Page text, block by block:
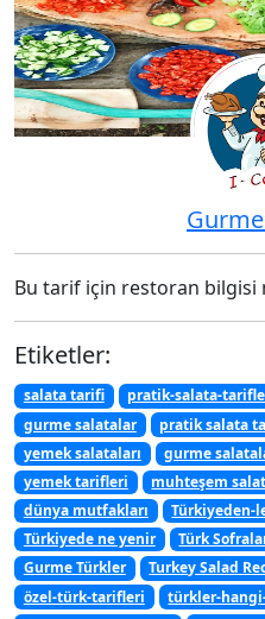
Bu tarif için restoran bilgisi
Etiketler:
salata tarifi pratik-salata-
gurme salatalar
pratik salata
yemek salataları
gurme
yemek tarifleri
muhteşem
dünya mutfakları
Türkiyeden-
Türkiyede ne yenir
Türk
Gurme Türkler
Turkey Salad
özel-türk-tarifleri
türkler-